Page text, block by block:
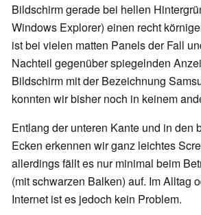
Bildschirm gerade bei hellen
Windows Explorer) einen recht
ist bei vielen matten Panels der Fall
Nachteil gegenüber spiegelnden
Bildschirm mit der Bezeichnung
konnten wir bisher noch in keinem
Entlang der unteren Kante und in den
Ecken erkennen wir ganz leichtes
allerdings fällt es nur minimal beim
(mit schwarzen Balken) auf. Im Alltag
Internet ist es jedoch kein Problem.